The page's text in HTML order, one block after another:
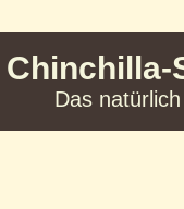
Chinchilla-
Das